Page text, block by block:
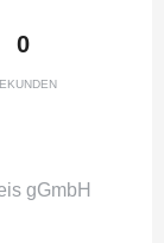
0
gGmbH